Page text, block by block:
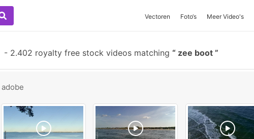
Vectoren Foto‘s Meer Video's
- 2.402 royalty free stock videos matching zee boot
adobe